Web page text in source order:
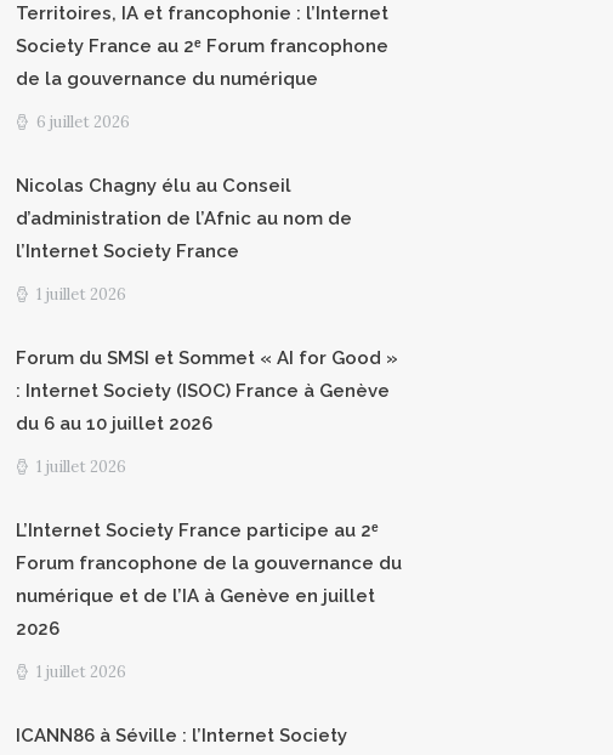
Territoires, IA et francophonie : l’Internet
Society France au 2ᵉ Forum francophone
de la gouvernance du numérique
6 juillet 2026
Nicolas Chagny élu au Conseil
d’administration de l’Afnic au nom de
l’Internet Society France
1 juillet 2026
Forum du SMSI et Sommet « AI for Good »
: Internet Society (ISOC) France à Genève
du 6 au 10 juillet 2026
1 juillet 2026
L’Internet Society France participe au 2ᵉ
Forum francophone de la gouvernance du
numérique et de l’IA à Genève en juillet
2026
1 juillet 2026
ICANN86 à Séville : l’Internet Society